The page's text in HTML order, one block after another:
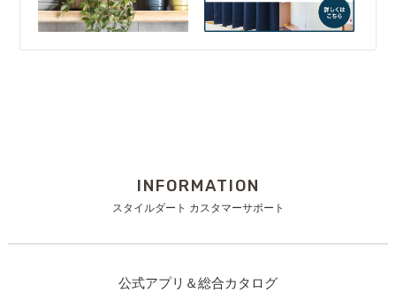
INFORMATION
スタイルダート カスタマーサポート
公式アプリ＆総合カタログ